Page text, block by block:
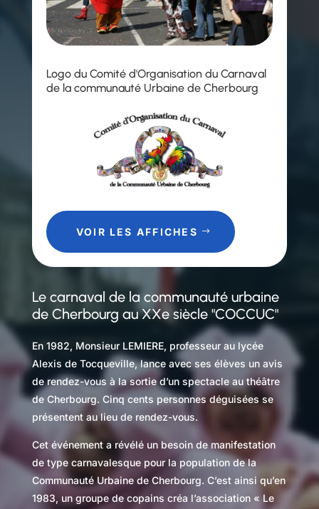
Logo du Comité d'Organisation du Carnaval
de la communauté Urbaine de Cherbourg
VOIR LES AFFICHES
Le carnaval de la communauté urbaine
de Cherbourg au XXe siècle "COCCUC"
En 1982, Monsieur LEMIERE, professeur au lycée
Alexis de Tocqueville, lance avec ses élèves un avis
de rendez-vous à la sortie d’un spectacle au théâtre
de Cherbourg. Cinq cents personnes déguisées se
présentent au lieu de rendez-vous.
Cet événement a révélé un besoin de manifestation
de type carnavalesque pour la population de la
Communauté Urbaine de Cherbourg. C’est ainsi qu’en
1983, un groupe de copains créa l’association « Le